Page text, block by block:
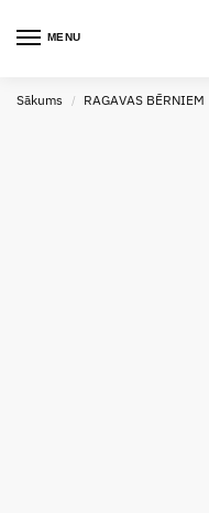
MENU
Sākums / RAGAVAS BĒRNIEM